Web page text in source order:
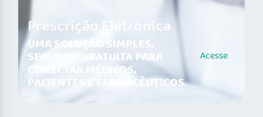
Prescrição Eletrônica
UMA SOLUÇÃO SIMPLES,
SEGURA E GRATUITA PARA
CONECTAR MÉDICOS,
PACIENTES E FARMACÊUTICOS.
Acesse